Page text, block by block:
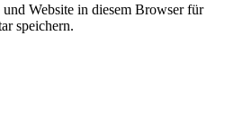
Website in diesem Browser für
speichern.